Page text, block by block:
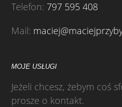
Telefon: 797 595 408
Mail:
MOJE USŁUGI
Jeżeli chcesz, żebym coś
prosze o kontakt.